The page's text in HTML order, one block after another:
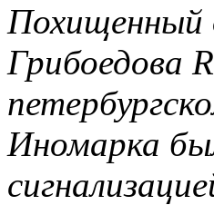
Похищенный
Грибоедова
Иномарка